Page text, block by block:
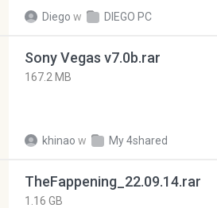
Diego w DIEGO PC
Sony Vegas v7.0b.rar
167.2 MB
khinao w My 4shared
TheFappening_22.09.14.rar
1.16 GB